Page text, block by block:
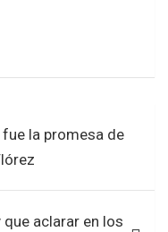
fue la promesa de
aclarar en los